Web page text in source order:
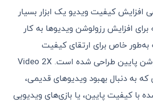
کیفیت ویدیو یک ابزار بسیار
افزایش رزولوشن ویدیوها به کار
به‌طور خاص برای ارتقای کیفیت
ویدیوهای با رزولوشن پایین طراحی شده است. Video 2X
که به دنبال بهبود ویدیوهای قدیمی،
با کیفیت پایین، یا بازی‌های ویدیویی